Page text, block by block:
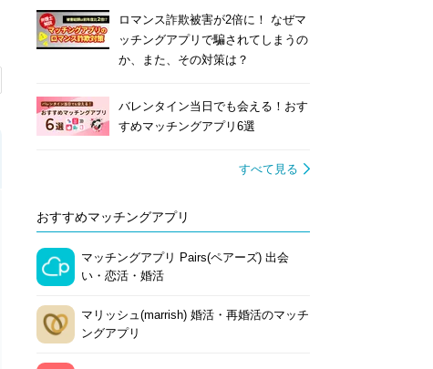
ロマンス詐欺被害が2倍に！ なぜマ
ッチングアプリで騙されてしまうの
か、また、その対策は？
バレンタイン当日でも会える！おす
すめマッチングアプリ6選
すべて見る
おすすめマッチングアプリ
マッチングアプリ Pairs(ペアーズ) 出会
い・恋活・婚活
マリッシュ(marrish) 婚活・再婚活のマッチ
ングアプリ